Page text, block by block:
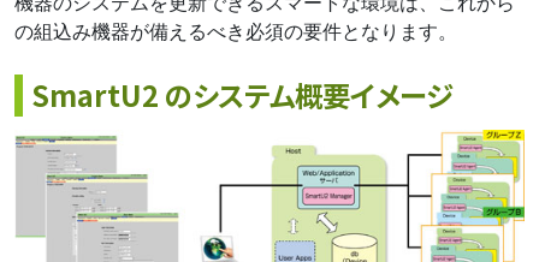
の組込み機器が備えるべき必須の要件となります。
SmartU2 のシステム概要イメージ